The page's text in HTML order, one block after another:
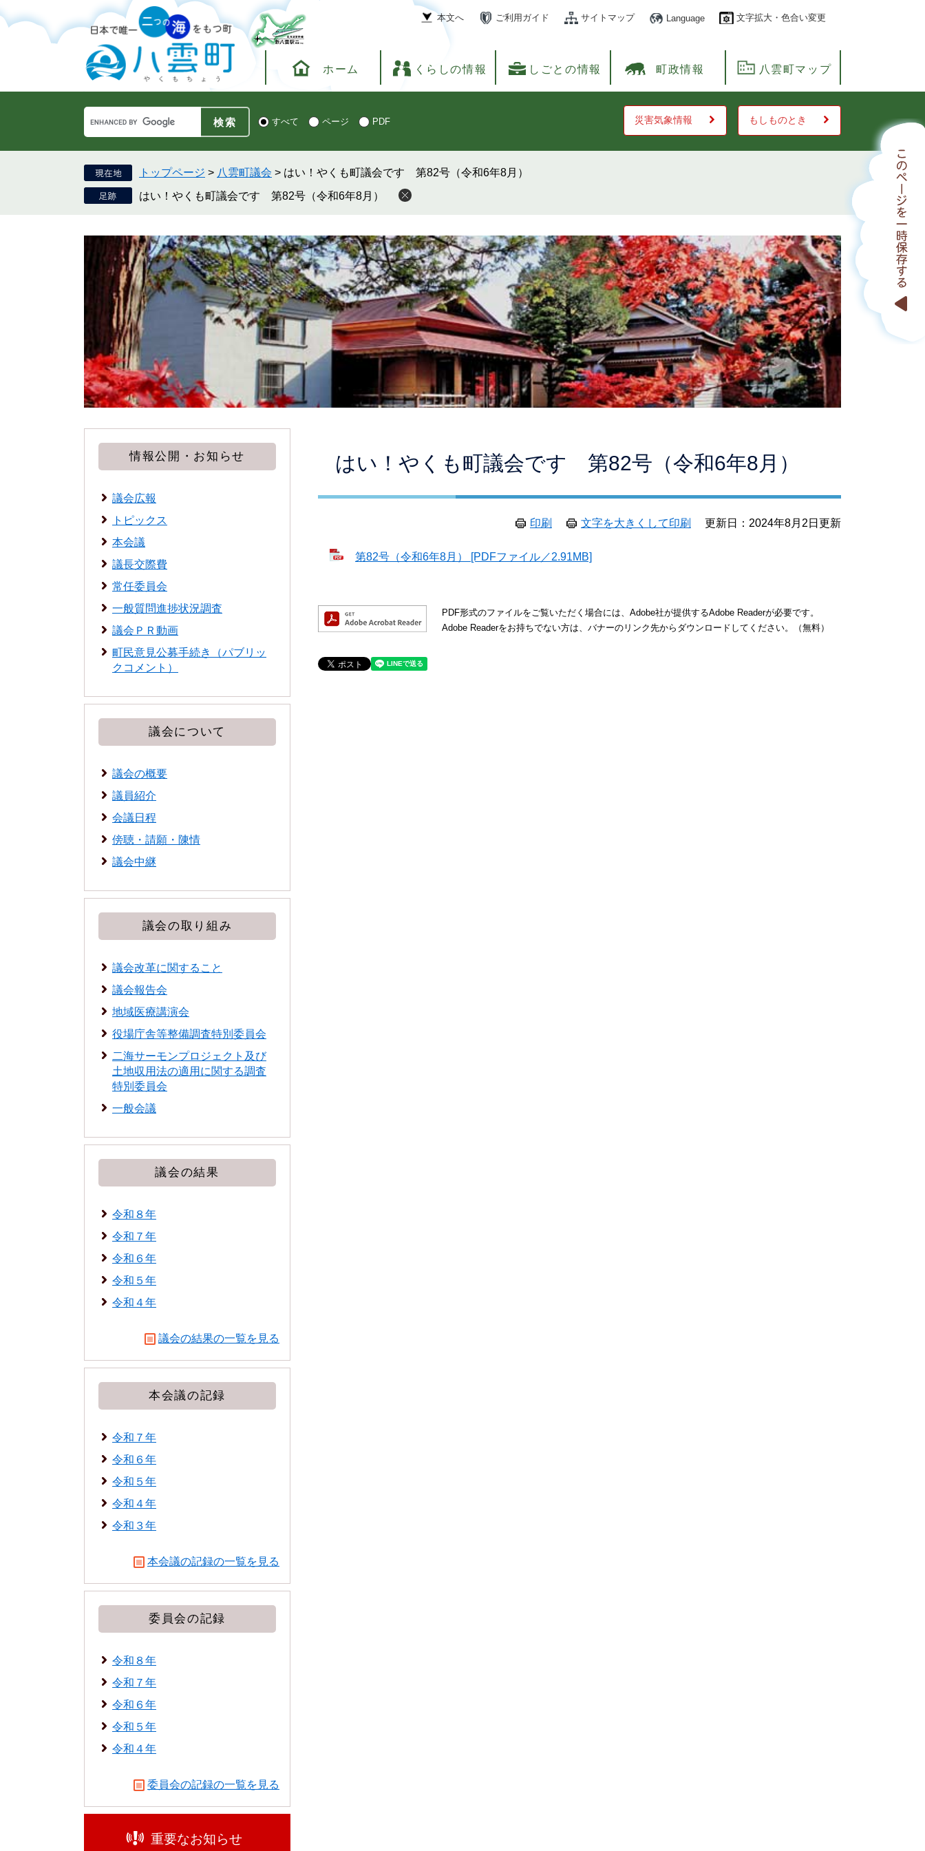
ー
で
ニ
ば
文
本文へ ご利用ガイド サイトマップ Language 文字拡大・色合い変更
ホーム くらしの情報 しごとの情報 町政情報 八雲町マップ
Google
カ
ス
タ
ム
検
検 すべて ページ PDF 災害気象情報 もしものとき
トップページ > 八雲町議会 > はい！やくも町議会です 第82号（令和6年8月）
はい！やくも町議会です 第82号（令和6年8月）
はい！やくも町議会です 第82号（令和6年8月）
印刷 文字を大きくして印刷 更新日：2024年8月2日更新
第82号（令和6年8月） [PDFファイル／2.91MB]
PDF形式のファイルをご覧いただく場合には、Adobe社が提供するAdobe Readerが必要です。
Adobe Readerをお持ちでない方は、バナーのリンク先からダウンロードしてください。（無料）
情報公開・お知らせ
議会広報
トピックス
本会議
議長交際費
常任委員会
一般質問進捗状況調査
議会ＰＲ動画
町民意見公募手続き（パブリッ
クコメント）
議会について
議会の概要
議員紹介
会議日程
傍聴・請願・陳情
議会中継
議会の取り組み
議会改革に関すること
議会報告会
地域医療講演会
役場庁舎等整備調査特別委員会
二海サーモンプロジェクト及び
土地収用法の適用に関する調査
特別委員会
一般会議
議会の結果
令和８年
令和７年
令和６年
令和５年
令和４年
議会の結果の一覧を見る
本会議の記録
令和７年
令和６年
令和５年
令和４年
令和３年
本会議の記録の一覧を見る
委員会の記録
令和８年
令和７年
令和６年
令和５年
令和４年
委員会の記録の一覧を見る
重要なお知らせ